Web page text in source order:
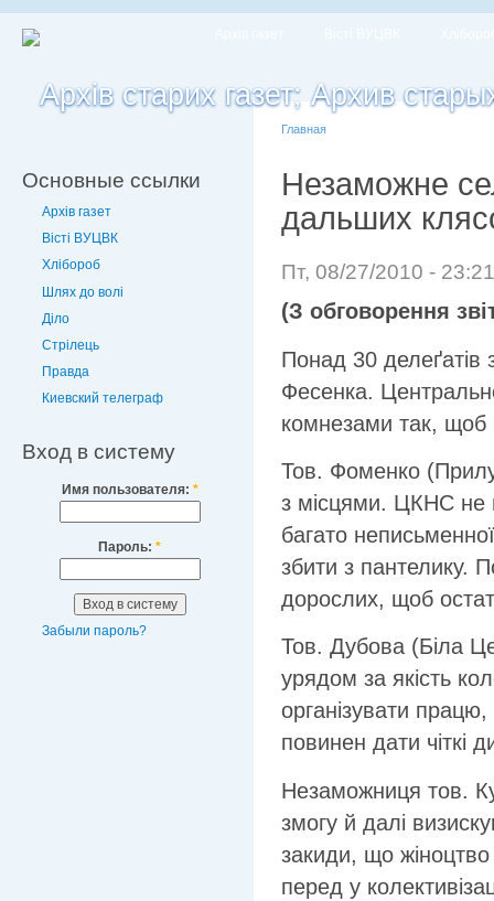
Основные ссылки
Архів газет
Вісті ВУЦВК
Хлібороб
Шлях до волі
Діло
Стрілець
Правда
Киевский телеграф
Вход в систему
Имя пользователя: *
Пароль: *
Забыли пароль?
Главная
Незаможне
дальших
Пт, 08/27/2010 -
(З обговорення
Понад 30 делеґатів
Фесенка.
комнезами так, щоб
Тов. Фоменко
з місцями. ЦКНС не
багато
збити з пантелику.
дорослих, щоб
Тов. Дубова (Біла
урядом за якість
організувати
повинен дати чіткі
Незаможниця тов.
змогу й далі
закиди, що жіноцтво
перед у